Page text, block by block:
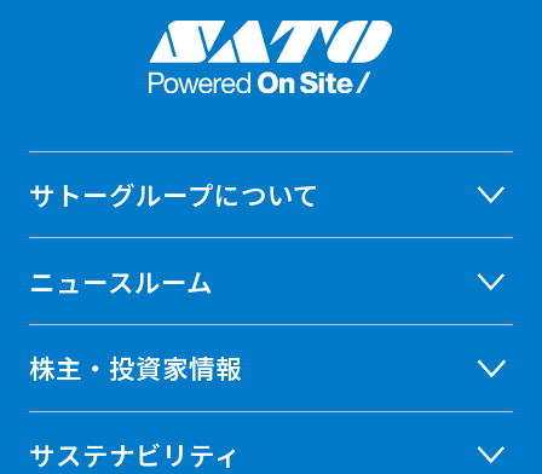
サトーグループについて
ニュースルーム
株主・投資家情報
サステナビリティ